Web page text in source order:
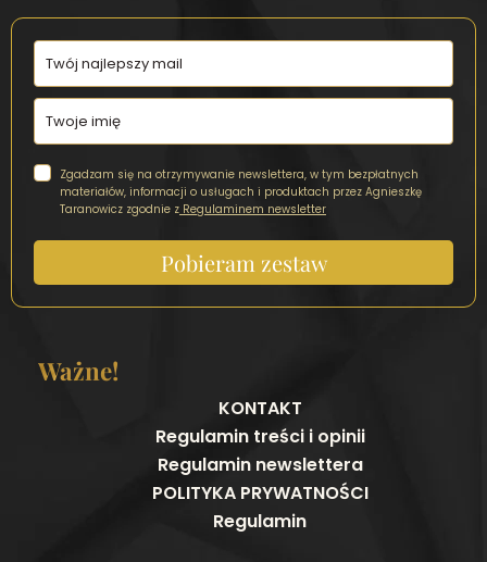
Zgadzam się na otrzymywanie newslettera, w tym bezpłatnych
materiałów, informacji o usługach i produktach przez Agnieszkę
Taranowicz zgodnie z Regulaminem newsletter
Pobieram zestaw
Ważne!
KONTAKT
Regulamin treści i opinii
Regulamin newslettera
POLITYKA PRYWATNOŚCI
Regulamin